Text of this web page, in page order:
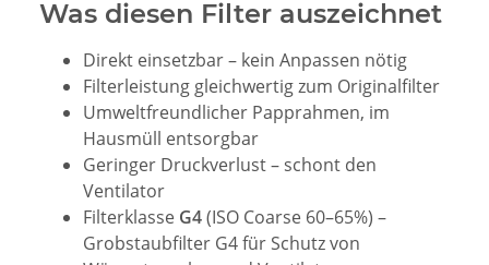
Was diesen Filter auszeichnet
Direkt einsetzbar – kein Anpassen nötig
Filterleistung gleichwertig zum Originalfilter
Umweltfreundlicher Papprahmen, im
Hausmüll entsorgbar
Geringer Druckverlust – schont den
Ventilator
Filterklasse G4(ISO Coarse 60–65%) –
Grobstaubfilter G4 für Schutz von